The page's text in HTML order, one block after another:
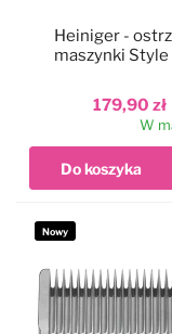
179,90 zł
Heiniger -
maszynki
W
Nowy